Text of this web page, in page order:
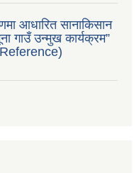
आधारित सानाकिसान
गाउँ उन्मुख कार्यक्रम”
Reference)